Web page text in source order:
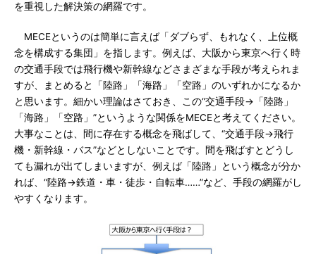
を重視した解決策の網羅です。
MECEというのは簡単に言えば「ダブらず、もれなく、上位概
念を構成する集団」を指します。例えば、大阪から東京へ行く時
の交通手段では飛行機や新幹線などさまざまな手段が考えられま
すが、まとめると「陸路」「海路」「空路」のいずれかになるか
と思います。細かい理論はさておき、この“交通手段→「陸路」
「海路」「空路」”というような関係をMECEと考えてください。
大事なことは、間に存在する概念を飛ばして、“交通手段→飛行
機・新幹線・バス”などとしないことです。間を飛ばすとどうし
ても漏れが出てしまいますが、例えば「陸路」という概念が分か
れば、“陸路→鉄道・車・徒歩・自転車……”など、手段の網羅がし
やすくなります。